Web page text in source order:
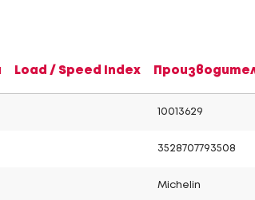
Load / Speed Index
10013629
3528707793508
Michelin